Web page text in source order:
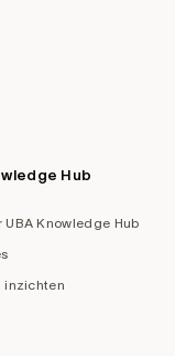
Hub
UBA Knowledge Hub
inzichten